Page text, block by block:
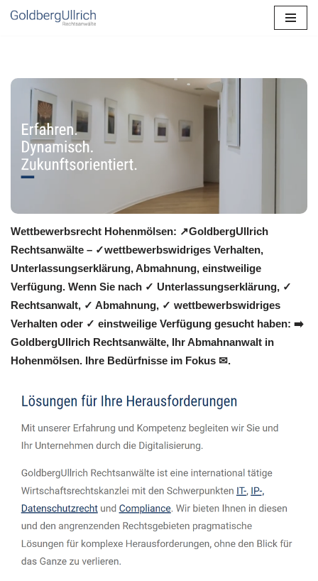
Wettbewerbsrecht Hohenmölsen: ↗GoldbergUllrich
Rechtsanwälte – ✓wettbewerbswidriges Verhalten,
Unterlassungserklärung, Abmahnung, einstweilige
Verfügung. Wenn Sie nach ✓ Unterlassungserklärung, ✓
Rechtsanwalt, ✓ Abmahnung, ✓ wettbewerbswidriges
Verhalten oder ✓ einstweilige Verfügung gesucht haben: ➡️
GoldbergUllrich Rechtsanwälte, Ihr Abmahnanwalt in
Hohenmölsen. Ihre Bedürfnisse im Fokus ✉.